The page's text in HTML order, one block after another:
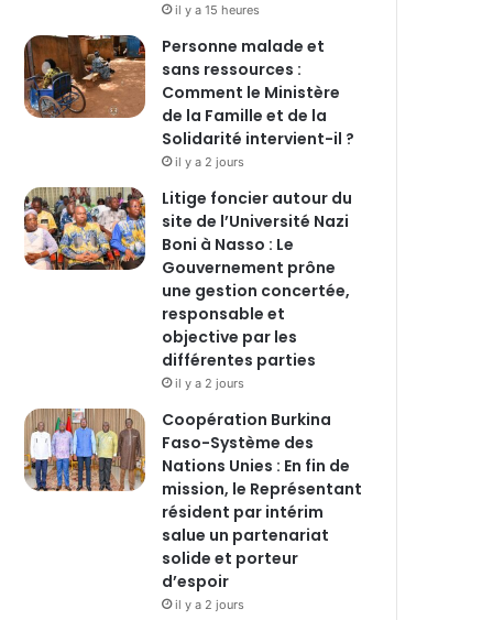
il y a 15 heures
Personne malade et
sans ressources :
Comment le Ministère
de la Famille et de la
Solidarité intervient-il ?
il y a 2 jours
Litige foncier autour du
site de l’Université Nazi
Boni à Nasso : Le
Gouvernement prône
une gestion concertée,
responsable et
objective par les
différentes parties
il y a 2 jours
‎Coopération Burkina
Faso-Système des
Nations Unies : En fin de
mission, le Représentant
résident par intérim
salue un partenariat
solide et porteur
d’espoir
il y a 2 jours